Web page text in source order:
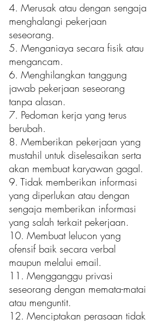
4. Merusak atau dengan sengaja
menghalangi pekerjaan
seseorang.
5. Menganiaya secara fisik atau
mengancam.
6. Menghilangkan tanggung
jawab pekerjaan seseorang
tanpa alasan.
7. Pedoman kerja yang terus
berubah.
8. Memberikan pekerjaan yang
mustahil untuk diselesaikan serta
akan membuat karyawan gagal.
9. Tidak memberikan informasi
yang diperlukan atau dengan
sengaja memberikan informasi
yang salah terkait pekerjaan.
10. Membuat lelucon yang
ofensif baik secara verbal
maupun melalui email.
11. Mengganggu privasi
seseorang dengan memata-matai
atau menguntit.
12. Menciptakan perasaan tidak